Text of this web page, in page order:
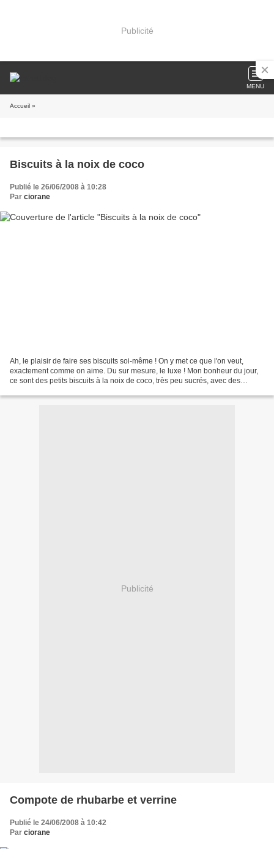
Publicité
MENU
Accueil »
Biscuits à la noix de coco
Publié le 26/06/2008 à 10:28
Par ciorane
Ah, le plaisir de faire ses biscuits soi-même ! On y met ce que l'on veut,
exactement comme on aime. Du sur mesure, le luxe ! Mon bonheur du jour,
ce sont des petits biscuits à la noix de coco, très peu sucrés, avec des
Publicité
Compote de rhubarbe et verrine
Publié le 24/06/2008 à 10:42
Par ciorane